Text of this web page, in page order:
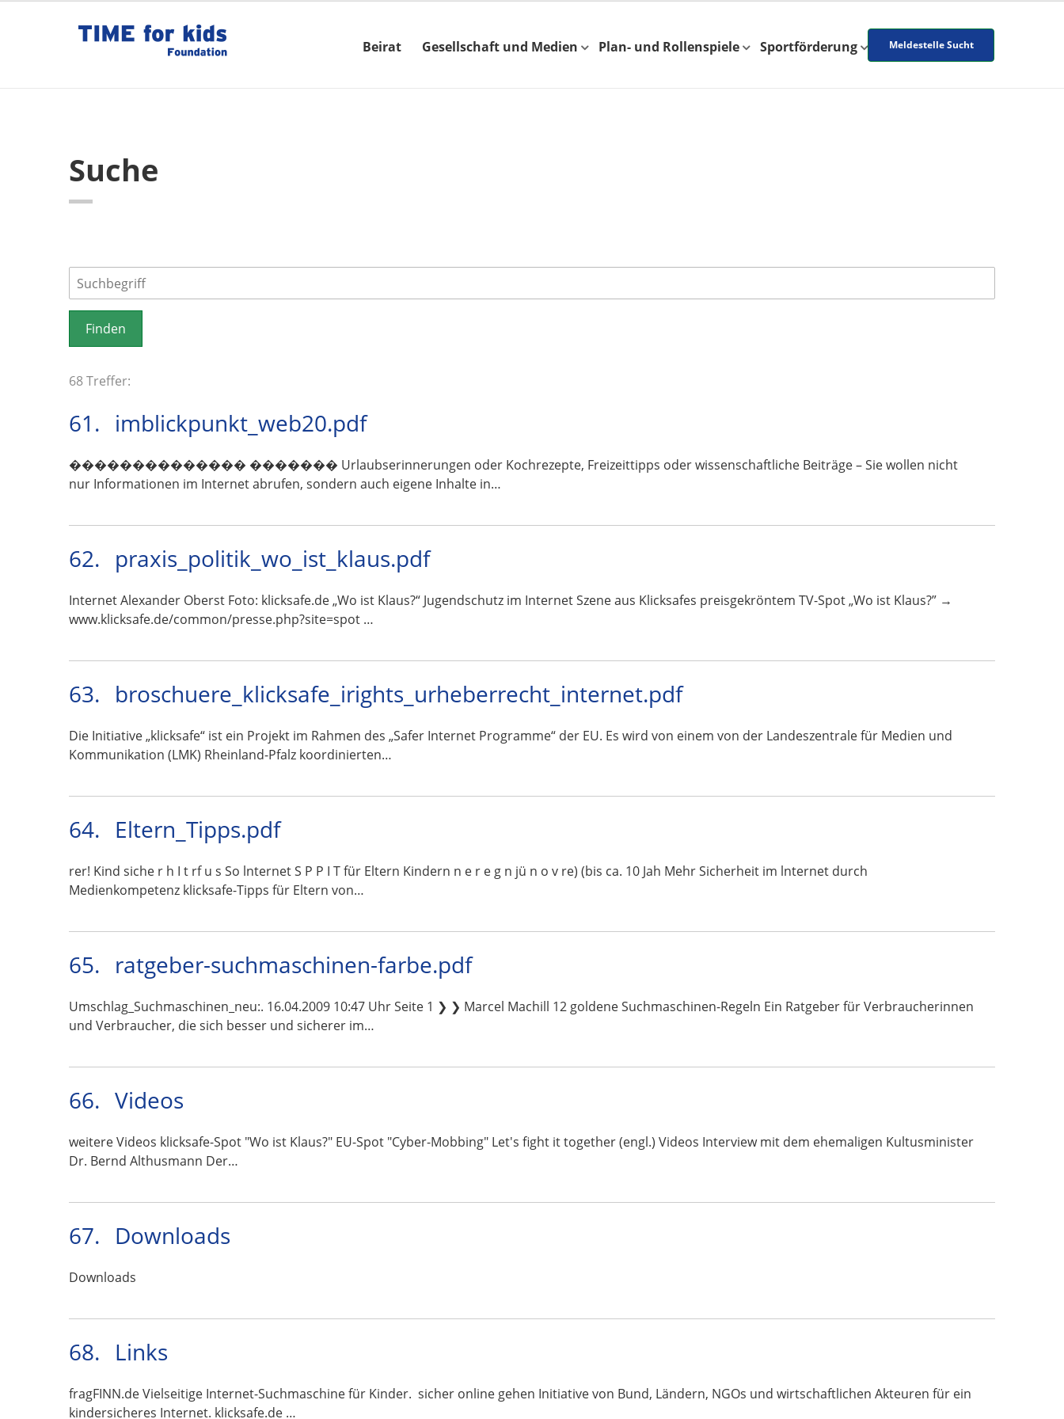
Beirat Gesellschaft und Medien Plan- und Rollenspiele Sportförderung Meldestelle Sucht
Suche
68 Treffer:
61. imblickpunkt_web20.pdf
�������������� ������� Urlaubserinnerungen oder Kochrezepte, Freizeittipps oder wissenschaftliche Beiträge – Sie wollen nicht
nur Informationen im Internet abrufen, sondern auch eigene Inhalte in…
62. praxis_politik_wo_ist_klaus.pdf
Internet Alexander Oberst Foto: klicksafe.de „Wo ist Klaus?“ Jugendschutz im Internet Szene aus Klicksafes preisgekröntem TV-Spot „Wo ist Klaus?” →
www.klicksafe.de/common/presse.php?site=spot …
63. broschuere_klicksafe_irights_urheberrecht_internet.pdf
Die Initiative „klicksafe“ ist ein Projekt im Rahmen des „Safer Internet Programme“ der EU. Es wird von einem von der Landeszentrale für Medien und
Kommunikation (LMK) Rheinland-Pfalz koordinierten…
64. Eltern_Tipps.pdf
rer! Kind siche r h I t rf u s So lnternet S P P I T für Eltern Kindern n e r e g n jü n o v re) (bis ca. 10 Jah Mehr Sicherheit im lnternet durch
Medienkompetenz klicksafe-Tipps für Eltern von…
65. ratgeber-suchmaschinen-farbe.pdf
Umschlag_Suchmaschinen_neu:. 16.04.2009 10:47 Uhr Seite 1 ❯ ❯ Marcel Machill 12 goldene Suchmaschinen-Regeln Ein Ratgeber für Verbraucherinnen
und Verbraucher, die sich besser und sicherer im…
66. Videos
weitere Videos klicksafe-Spot "Wo ist Klaus?" EU-Spot "Cyber-Mobbing" Let's fight it together (engl.) Videos Interview mit dem ehemaligen Kultusminister
Dr. Bernd Althusmann Der…
67. Downloads
Downloads
68. Links
fragFINN.de Vielseitige Internet-Suchmaschine für Kinder. sicher online gehen Initiative von Bund, Ländern, NGOs und wirtschaftlichen Akteuren für ein
kindersicheres Internet. klicksafe.de …